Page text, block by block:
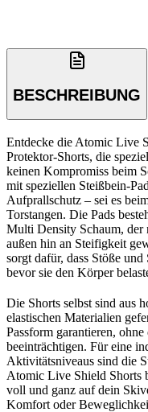
BESCHREIBUNG
Entdecke die Atomic Live
Protektor-Shorts, die
keinen Kompromiss beim
mit speziellen Steißbein-
Aufprallschutz – sei es
Torstangen. Die Pads
Multi Density Schaum, der
außen hin an Steifigkeit
sorgt dafür, dass Stöße
bevor sie den Körper
Die Shorts selbst sind aus
elastischen Materialien
Passform garantieren,
beeinträchtigen. Für eine
Aktivitätsniveaus sind die
Atomic Live Shield Shorts
voll und ganz auf dein
Komfort oder